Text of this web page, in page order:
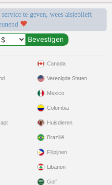
te geven, wees alsjeblieft
Canada
Verenigde Staten
Mexico
Colombia
Huisdieren
Brazilië
Filipijnen
Libanon
Golf